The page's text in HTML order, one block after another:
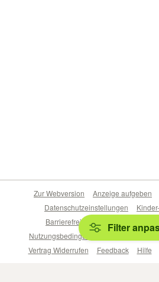
Filter
Zur Webversion Anzeige aufgeben
Datenschutzeinstellungen
Barrierefreiheitserklärung
Nutzungsbedingungen
Beliebte Suchen
Vertrag Widerrufen
Feedback Hilfe